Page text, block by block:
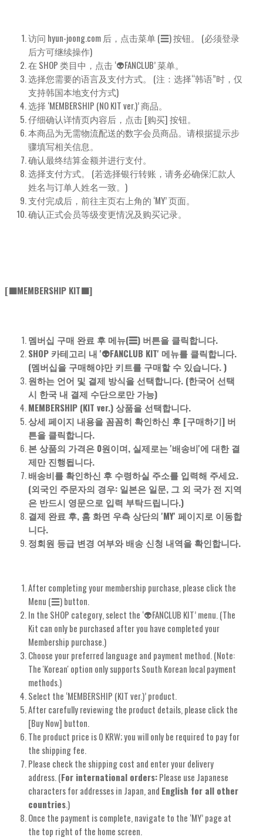
访问 hyun-joong.com 后，点击菜单 (☰) 按钮。 (必须登录
后方可继续操作)
在 SHOP 类目中，点击 ‘👽FANCLUB’ 菜单。
选择您需要的语言及支付方式。 (注：选择“韩语”时，仅
支持韩国本地支付方式)
选择 ‘MEMBERSHIP (NO KIT ver.)’ 商品。
仔细确认详情页内容后，点击 [购买] 按钮。
本商品为无需物流配送的数字会员商品。请根据提示步
骤填写相关信息。
确认最终结算金额并进行支付。
选择支付方式。 (若选择银行转账，请务必确保汇款人
姓名与订单人姓名一致。)
支付完成后，前往主页右上角的 ‘MY’ 页面。
确认正式会员等级变更情况及购买记录。
[🟩MEMBERSHIP KIT🟩]
멤버십 구매 완료 후 메뉴(☰) 버튼을 클릭합니다.
SHOP 카테고리 내 '👽FANCLUB KIT' 메뉴를 클릭합니다.
(멤버십을 구매해야만 키트를 구매할 수 있습니다. )
원하는 언어 및 결제 방식을 선택합니다. (한국어 선택
시 한국 내 결제 수단으로만 가능)
MEMBERSHIP (KIT ver.) 상품을 선택합니다.
상세 페이지 내용을 꼼꼼히 확인하신 후 [구매하기] 버
튼을 클릭합니다.
본 상품의 가격은 0원이며, 실제로는 '배송비'에 대한 결
제만 진행됩니다.
배송비를 확인하신 후 수령하실 주소를 입력해 주세요.
(외국인 주문자의 경우: 일본은 일문, 그 외 국가 전 지역
은 반드시 영문으로 입력 부탁드립니다.)
결제 완료 후, 홈 화면 우측 상단의 'MY' 페이지로 이동합
니다.
정회원 등급 변경 여부와 배송 신청 내역을 확인합니다.
After completing your membership purchase, please click the
Menu (☰) button.
In the SHOP category, select the ‘👽FANCLUB KIT’ menu. (The
Kit can only be purchased after you have completed your
Membership purchase.)
Choose your preferred language and payment method. (Note:
The 'Korean' option only supports South Korean local payment
methods.)
Select the ‘MEMBERSHIP (KIT ver.)’ product.
After carefully reviewing the product details, please click the
[Buy Now] button.
The product price is 0 KRW; you will only be required to pay for
the shipping fee.
Please check the shipping cost and enter your delivery
address. (For international orders:Please use Japanese
characters for addresses in Japan, and English for all other
countries.)
Once the payment is complete, navigate to the ‘MY’ page at
the top right of the home screen.